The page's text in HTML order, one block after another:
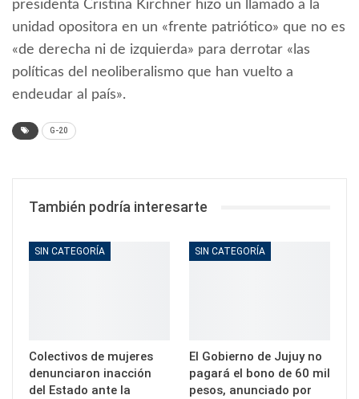
presidenta Cristina Kirchner hizo un llamado a la
unidad opositora en un «frente patriótico» que no es
«de derecha ni de izquierda» para derrotar «las
políticas del neoliberalismo que han vuelto a
endeudar al país».
G-20
También podría interesarte
SIN CATEGORÍA
Colectivos de mujeres
denunciaron inacción
del Estado ante la
SIN CATEGORÍA
El Gobierno de Jujuy no
pagará el bono de 60 mil
pesos, anunciado por